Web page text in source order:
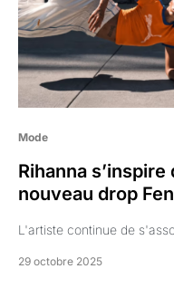
Mode
Rihanna
nouveau drop
L'artiste continue de
29 octobre 2025